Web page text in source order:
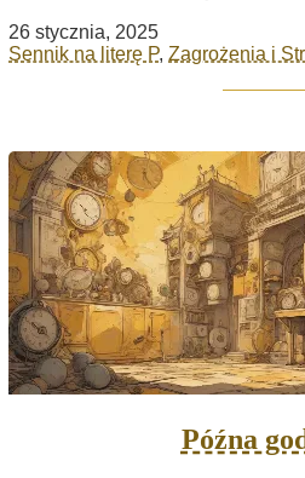
26 stycznia, 2025
Sennik na literę P, Zagrożenia i
Późna